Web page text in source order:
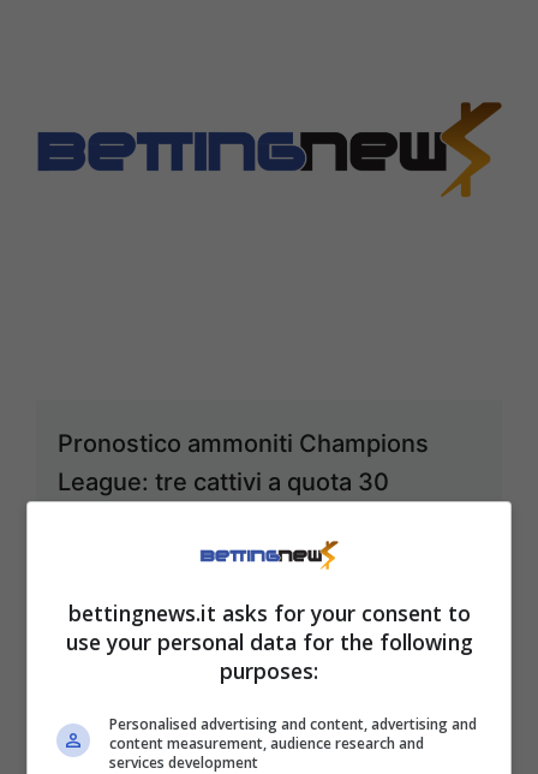
Pronostico ammoniti Champions
League: tre cattivi a quota 30
… 62
bettingnews.it asks for your consent to
use your personal data for the following
purposes:
Personalised advertising and content, advertising and
content measurement, audience research and
services development